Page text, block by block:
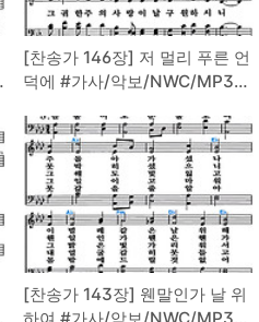
[찬송가 146장] 저 멀리 푸른 언
덕에 #가사/악보/NWC/MP3
[찬송가 143장] 웬말인가 날 위